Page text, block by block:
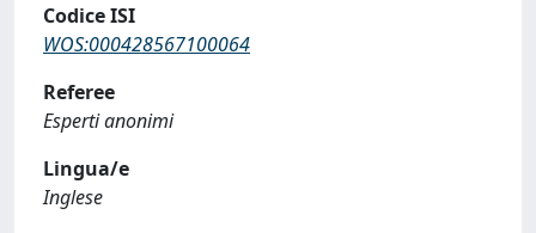
Codice ISI
WOS:000428567100064
Referee
Esperti anonimi
Lingua/e
Inglese